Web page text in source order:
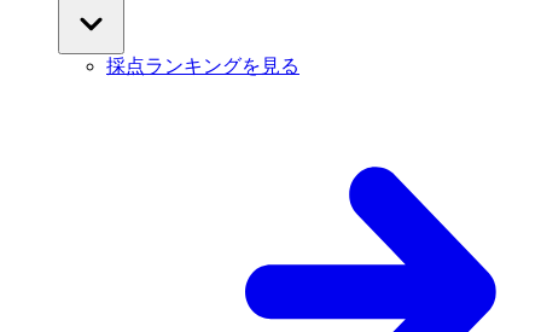
採点ランキングを見る